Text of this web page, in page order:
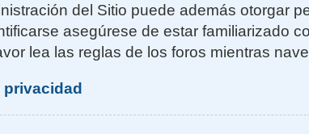
del Sitio puede además otorgar
asegúrese de estar familiarizado
lea las reglas de los foros mientras